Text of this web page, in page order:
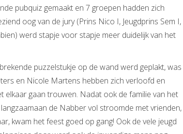
pubquiz gemaakt en 7 groepen hadden zich
oog van de jury (Prins Nico I, Jeugdprins Sem I,
werd stapje voor stapje meer duidelijk van het
puzzelstukje op de wand werd geplakt, was
en Nicole Martens hebben zich verloofd en
elkaar gaan trouwen. Nadat ook de familie van het
de Nabber vol stroomde met vrienden,
kwam het feest goed op gang! Ook de vele jeugd